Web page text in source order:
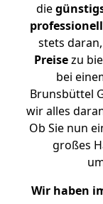
die
stets
Preisezu
bei
Brunsbüttel
wir alles
Ob Sie nun
großes
Wir haben